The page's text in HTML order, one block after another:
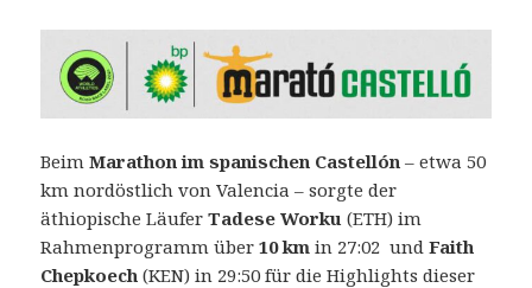
BeimMarathon im spanischen Castellón – etwa 50
km nordöstlich von Valencia – sorgte der
äthiopische Läufer Tadese Worku (ETH) im
Rahmenprogramm über10 km in 27:02 undFaith
Chepkoech (KEN) in 29:50 für die Highlights dieser